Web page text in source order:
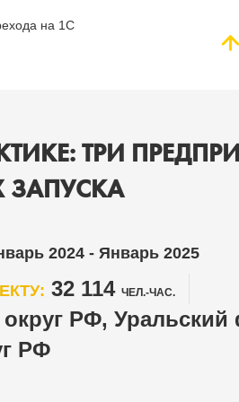
на 1С
ТРИ
2024 - Январь 2025
32 114 ЧЕЛ.-ЧАС.
РФ, Уральский
РФ